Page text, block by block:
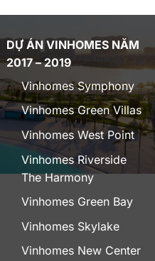
DỰ ÁN VINHOMES NĂM
2017 – 2019
Vinhomes Symphony
Vinhomes Green Villas
Vinhomes West Point
Vinhomes Riverside
The Harmony
Vinhomes Green Bay
Vinhomes Skylake
Vinhomes New Center